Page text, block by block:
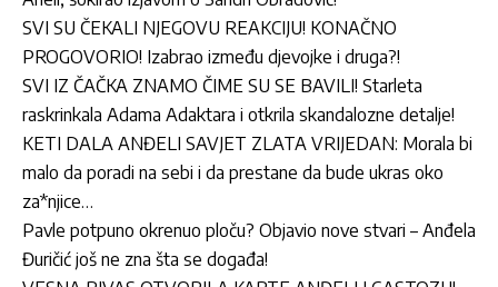
SVI SU ČEKALI NJEGOVU REAKCIJU! KONAČNO
PROGOVORIO! Izabrao između djevojke i druga?!
SVI IZ ČAČKA ZNAMO ČIME SU SE BAVILI! Starleta
raskrinkala Adama Adaktara i otkrila skandalozne detalje!
KETI DALA ANĐELI SAVJET ZLATA VRIJEDAN: Morala bi
malo da poradi na sebi i da prestane da bude ukras oko
za*njice…
Pavle potpuno okrenuo ploču? Objavio nove stvari – Anđela
Đuričić još ne zna šta se događa!